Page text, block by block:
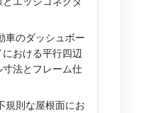
車のダッシュボー
おける平行四辺
法とフレーム仕
規則な屋根面にお